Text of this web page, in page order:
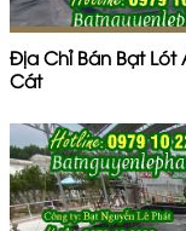
Địa Chỉ Bán Bạt Lót
Cát